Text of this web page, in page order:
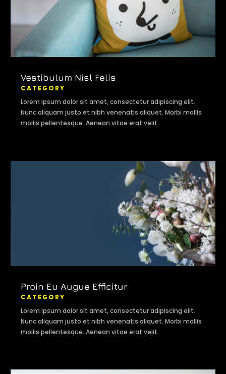
Vestibulum Nisl Felis
CATEGORY
Lorem ipsum dolor sit amet, consectetur adipiscing elit.
Nunc aliquam justo et nibh venenatis aliquet. Morbi mollis
mollis pellentesque. Aenean vitae erat velit.
Proin Eu Augue Efficitur
CATEGORY
Lorem ipsum dolor sit amet, consectetur adipiscing elit.
Nunc aliquam justo et nibh venenatis aliquet. Morbi mollis
mollis pellentesque. Aenean vitae erat velit.